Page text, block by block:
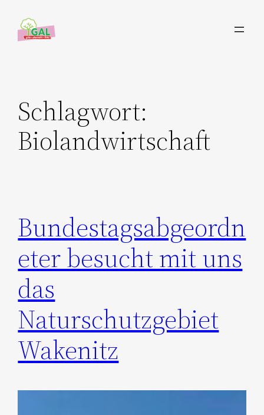
Inhalt
springen
Schlagwort:
Biolandwirtschaft
Bundestagsabgeordn
eter besucht mit uns
das
Naturschutzgebiet
Wakenitz